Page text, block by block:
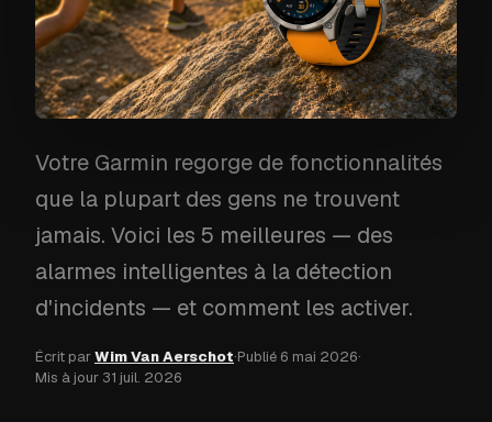
Votre Garmin regorge de fonctionnalités
que la plupart des gens ne trouvent
jamais. Voici les 5 meilleures — des
alarmes intelligentes à la détection
d'incidents — et comment les activer.
Écrit parWim Van Aerschot·Publié 6 mai 2026·
Mis à jour 31 juil. 2026